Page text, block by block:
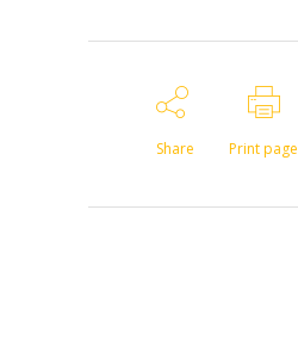
Share Print page